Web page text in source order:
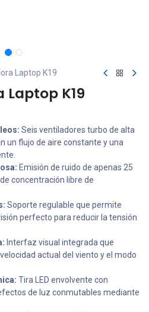
Laptop K19
Laptop K19
Seis ventiladores turbo de alta
un flujo de aire constante y una
Emisión de ruido de apenas 25
concentración libre de
Soporte regulable que permite
perfecto para reducir la tensión
Interfaz visual integrada que
actual del viento y el modo
Tira LED envolvente con
de luz conmutables mediante